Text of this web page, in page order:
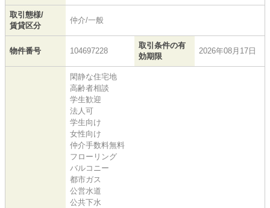
取引態様/
賃貸区分
仲介/一般
物件番号 104697228
取引条件の有
効期限
2026年08月17日
閑静な住宅地
高齢者相談
学生歓迎
法人可
学生向け
女性向け
仲介手数料無料
フローリング
バルコニー
都市ガス
公営水道
公共下水